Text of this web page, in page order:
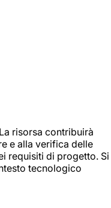
risorsa contribuirà
e alla verifica delle
requisiti di progetto. Si
tecnologico